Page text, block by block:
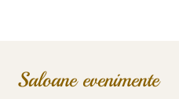
Saloane evenimente